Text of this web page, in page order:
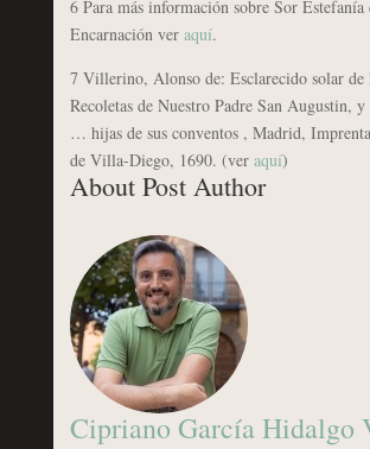
6 Para más información sobre Sor Estefanía
Encarnación veraquí.
7 Villerino, Alonso de: Esclarecido solar de
Recoletas de Nuestro Padre San Augustin, y
… hijas de sus conventos , Madrid,
de Villa-Diego, 1690. (ver aquí)
About Post Author
Cipriano García Hidalgo